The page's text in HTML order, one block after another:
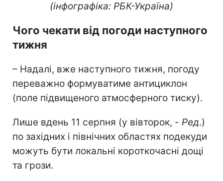
(інфографіка: РБК-Україна)
Чого чекати від погоди наступного
тижня
– Надалі, вже наступного тижня, погоду
переважно формуватиме антициклон
(поле підвищеного атмосферного тиску).
Лише вдень 11 серпня (у вівторок, - Ред.)
по західних і північних областях подекуди
можуть бути локальні короткочасні дощі
та грози.